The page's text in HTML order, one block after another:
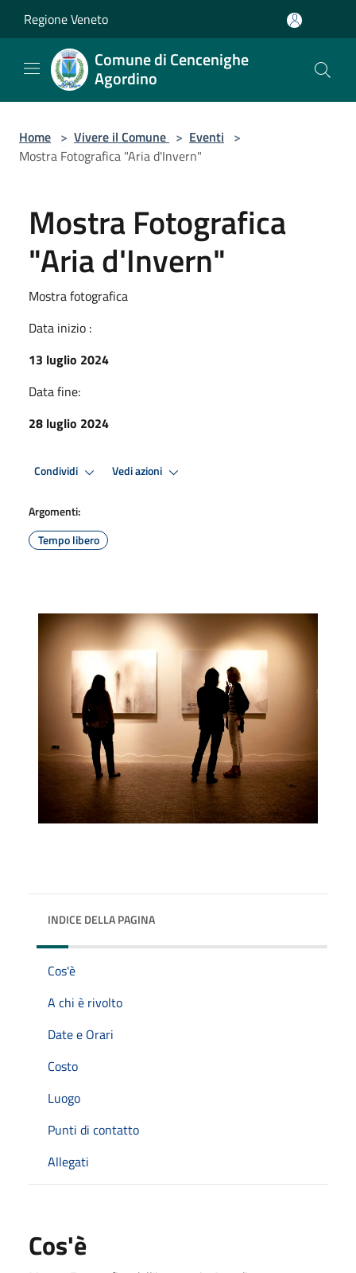
Regione Veneto
Comune di Cencenighe
Agordino
Home > Vivere il Comune > Eventi >
Mostra Fotografica "Aria d'Invern"
Mostra Fotografica
"Aria d'Invern"
Mostra fotografica
Data inizio :
13 luglio 2024
Data fine:
28 luglio 2024
Condividi Vedi azioni
Argomenti:
Tempo libero
INDICE DELLA PAGINA
Cos'è
A chi è rivolto
Date e Orari
Costo
Luogo
Punti di contatto
Allegati
Cos'è